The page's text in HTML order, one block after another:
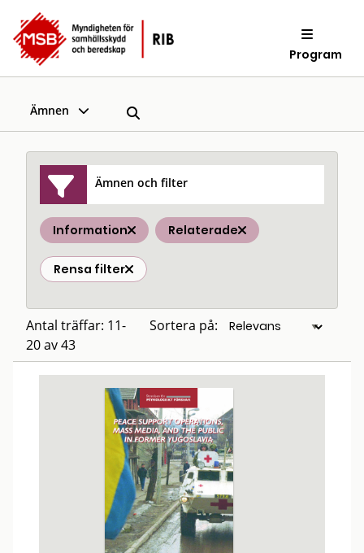
Program
Ämnen
Ämnen och filter
Information Relaterade
Rensa filter
Antal träffar: 11-
20 av 43
Sortera på: